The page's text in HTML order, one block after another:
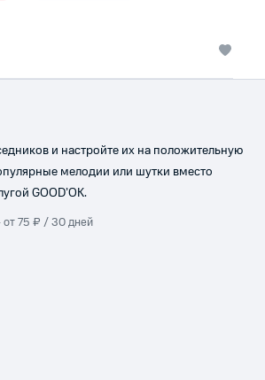
и настройте их на положительную
мелодии или шутки вместо
GOOD’OK.
75 ₽ / 30 дней